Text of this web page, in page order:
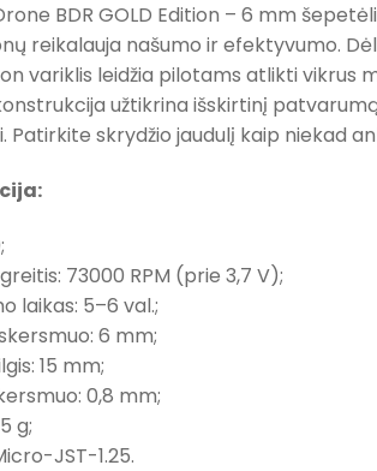
BDR GOLD Edition – 6 mm
reikalauja našumo ir efektyvumo.
variklis leidžia pilotams atlikti
užtikrina išskirtinį
Patirkite skrydžio jaudulį kaip niekad
73000 RPM (prie 3,7 V);
laikas: 5–6 val.;
6 mm;
15 mm;
0,8 mm;
g;
JST-1.25.